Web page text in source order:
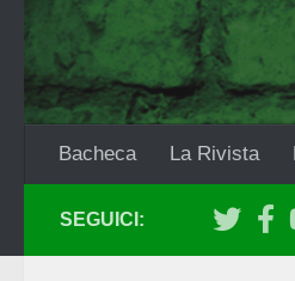
Bacheca La Rivista
SEGUICI: